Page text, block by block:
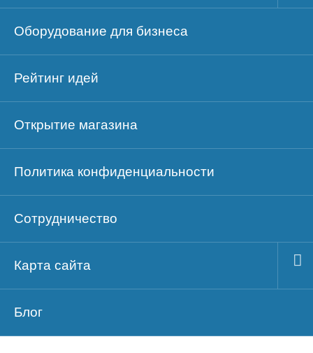
Оборудование для бизнеса
Рейтинг идей
Открытие магазина
Политика конфиденциальности
Сотрудничество
Карта сайта
Блог